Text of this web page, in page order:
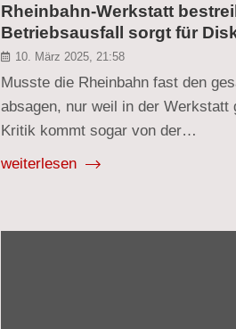
Rheinbahn-Werkstatt
Betriebsausfall sorgt für
10. März 2025, 21:58
Musste die Rheinbahn fast den
absagen, nur weil in der Werkstatt
Kritik kommt sogar von der…
weiterlesen